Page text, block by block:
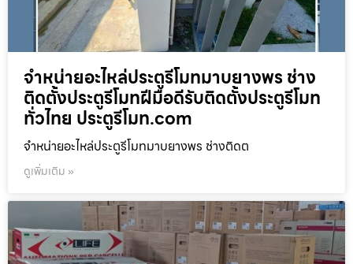
จำหน่ายอะไหล่ประตูรีโมทมาบยางพร ช่าง
ติดตั้งประตูรีโมทฝีมือดีรับติดตั้งประตูรีโมท
ทั่วไทย ประตูรีโมท.com
จำหน่ายอะไหล่ประตูรีโมทมาบยางพร ช่างติดต
ดูเพิ่มเติม »